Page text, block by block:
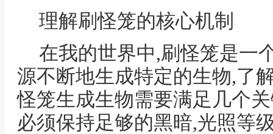
理解刷怪笼的核心机制
在我的世界中,刷怪笼是一
源不断地生成特定的生物,了
怪笼生成生物需要满足几个
必须保持足够的黑暗,光照等